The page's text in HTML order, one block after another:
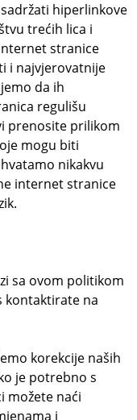
hiperlinkove
trećih lica i
stranice
i najvjerovatnije
da ih
regulišu
prenosite prilikom
mogu biti
nikakvu
internet stranice
sa ovom politikom
kontaktirate na
korekcije naših
je potrebno s
možete naći
i